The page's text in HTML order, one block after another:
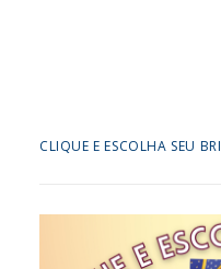
CLIQUE E ESCOLHA SEU